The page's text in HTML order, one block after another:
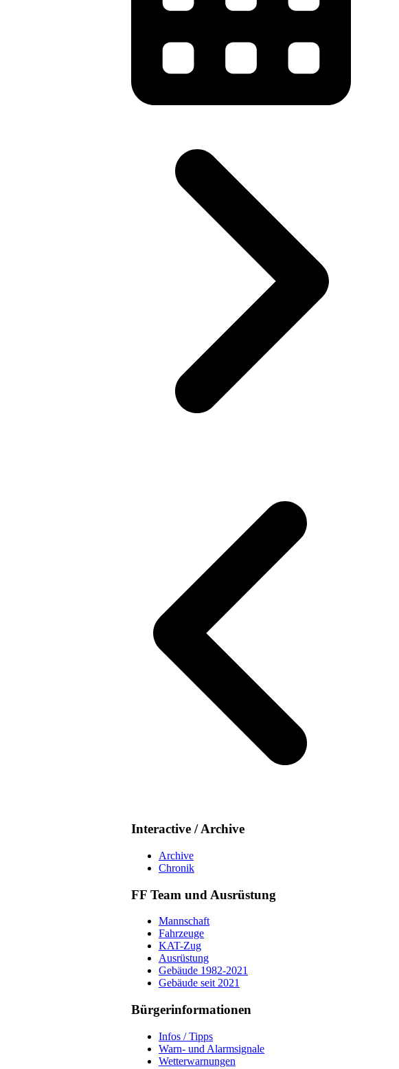
Interactive / Archive
Archive
Chronik
FF Team und Ausrüstung
Mannschaft
Fahrzeuge
KAT-Zug
Ausrüstung
Gebäude 1982-2021
Gebäude seit 2021
Bürgerinformationen
Infos / Tipps
Warn- und Alarmsignale
Wetterwarnungen